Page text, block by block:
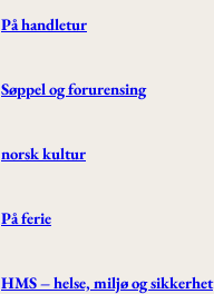
På handletur
Søppel og forurensing
norsk kultur
På ferie
HMS – helse, miljø og sikkerhet